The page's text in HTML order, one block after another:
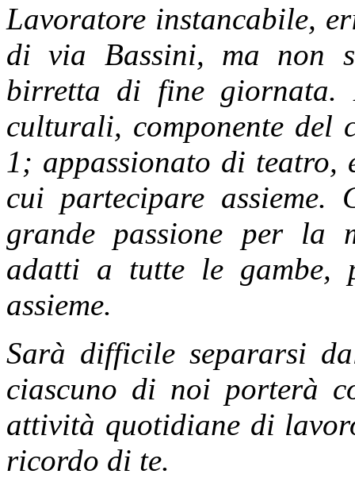
Lavoratore instancabile,
di via Bassini, ma non
birretta di fine giornata.
culturali, componente del
1; appassionato di
cui partecipare assieme.
grande passione per la
adatti a tutte le gambe,
assieme.
Sarà difficile separarsi
ciascuno di noi porterà
attività quotidiane di
ricordo di te.